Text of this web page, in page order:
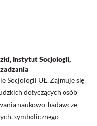
Instytut Socjologii,
Socjologii UŁ. Zajmuje się
dotyczących osób
naukowo-badawcze
symbolicznego